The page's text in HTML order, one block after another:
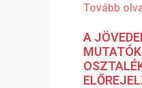
Tovább
A